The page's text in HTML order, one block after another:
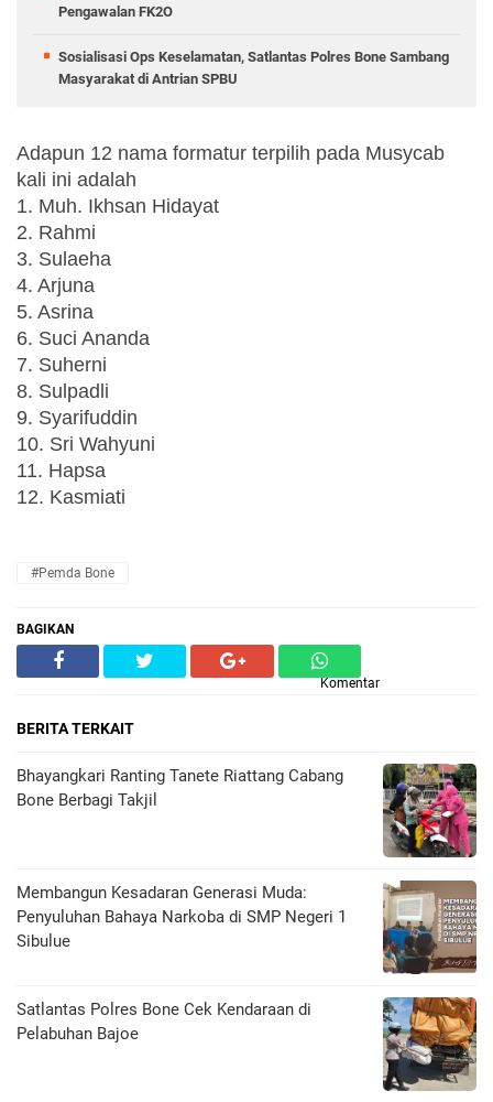
Pengawalan FK2O
Sosialisasi Ops Keselamatan, Satlantas Polres Bone Sambang
Masyarakat di Antrian SPBU
Adapun 12 nama formatur terpilih pada Musycab
kali ini adalah
1. Muh. Ikhsan Hidayat
2. Rahmi
3. Sulaeha
4. Arjuna
5. Asrina
6. Suci Ananda
7. Suherni
8. Sulpadli
9. Syarifuddin
10. Sri Wahyuni
11. Hapsa
12. Kasmiati
#Pemda Bone
BAGIKAN
Komentar
BERITA TERKAIT
Bhayangkari Ranting Tanete Riattang Cabang
Bone Berbagi Takjil
Membangun Kesadaran Generasi Muda:
Penyuluhan Bahaya Narkoba di SMP Negeri 1
Sibulue
Satlantas Polres Bone Cek Kendaraan di
Pelabuhan Bajoe